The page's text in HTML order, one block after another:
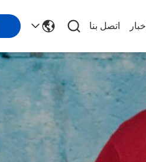
أخبار اتصل بنا